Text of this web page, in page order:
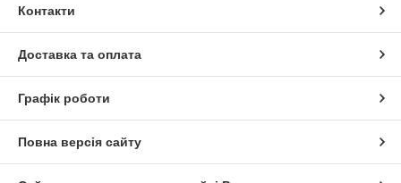
Контакти
Доставка та оплата
Графік роботи
Повна версія сайту